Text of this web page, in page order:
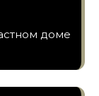
доме